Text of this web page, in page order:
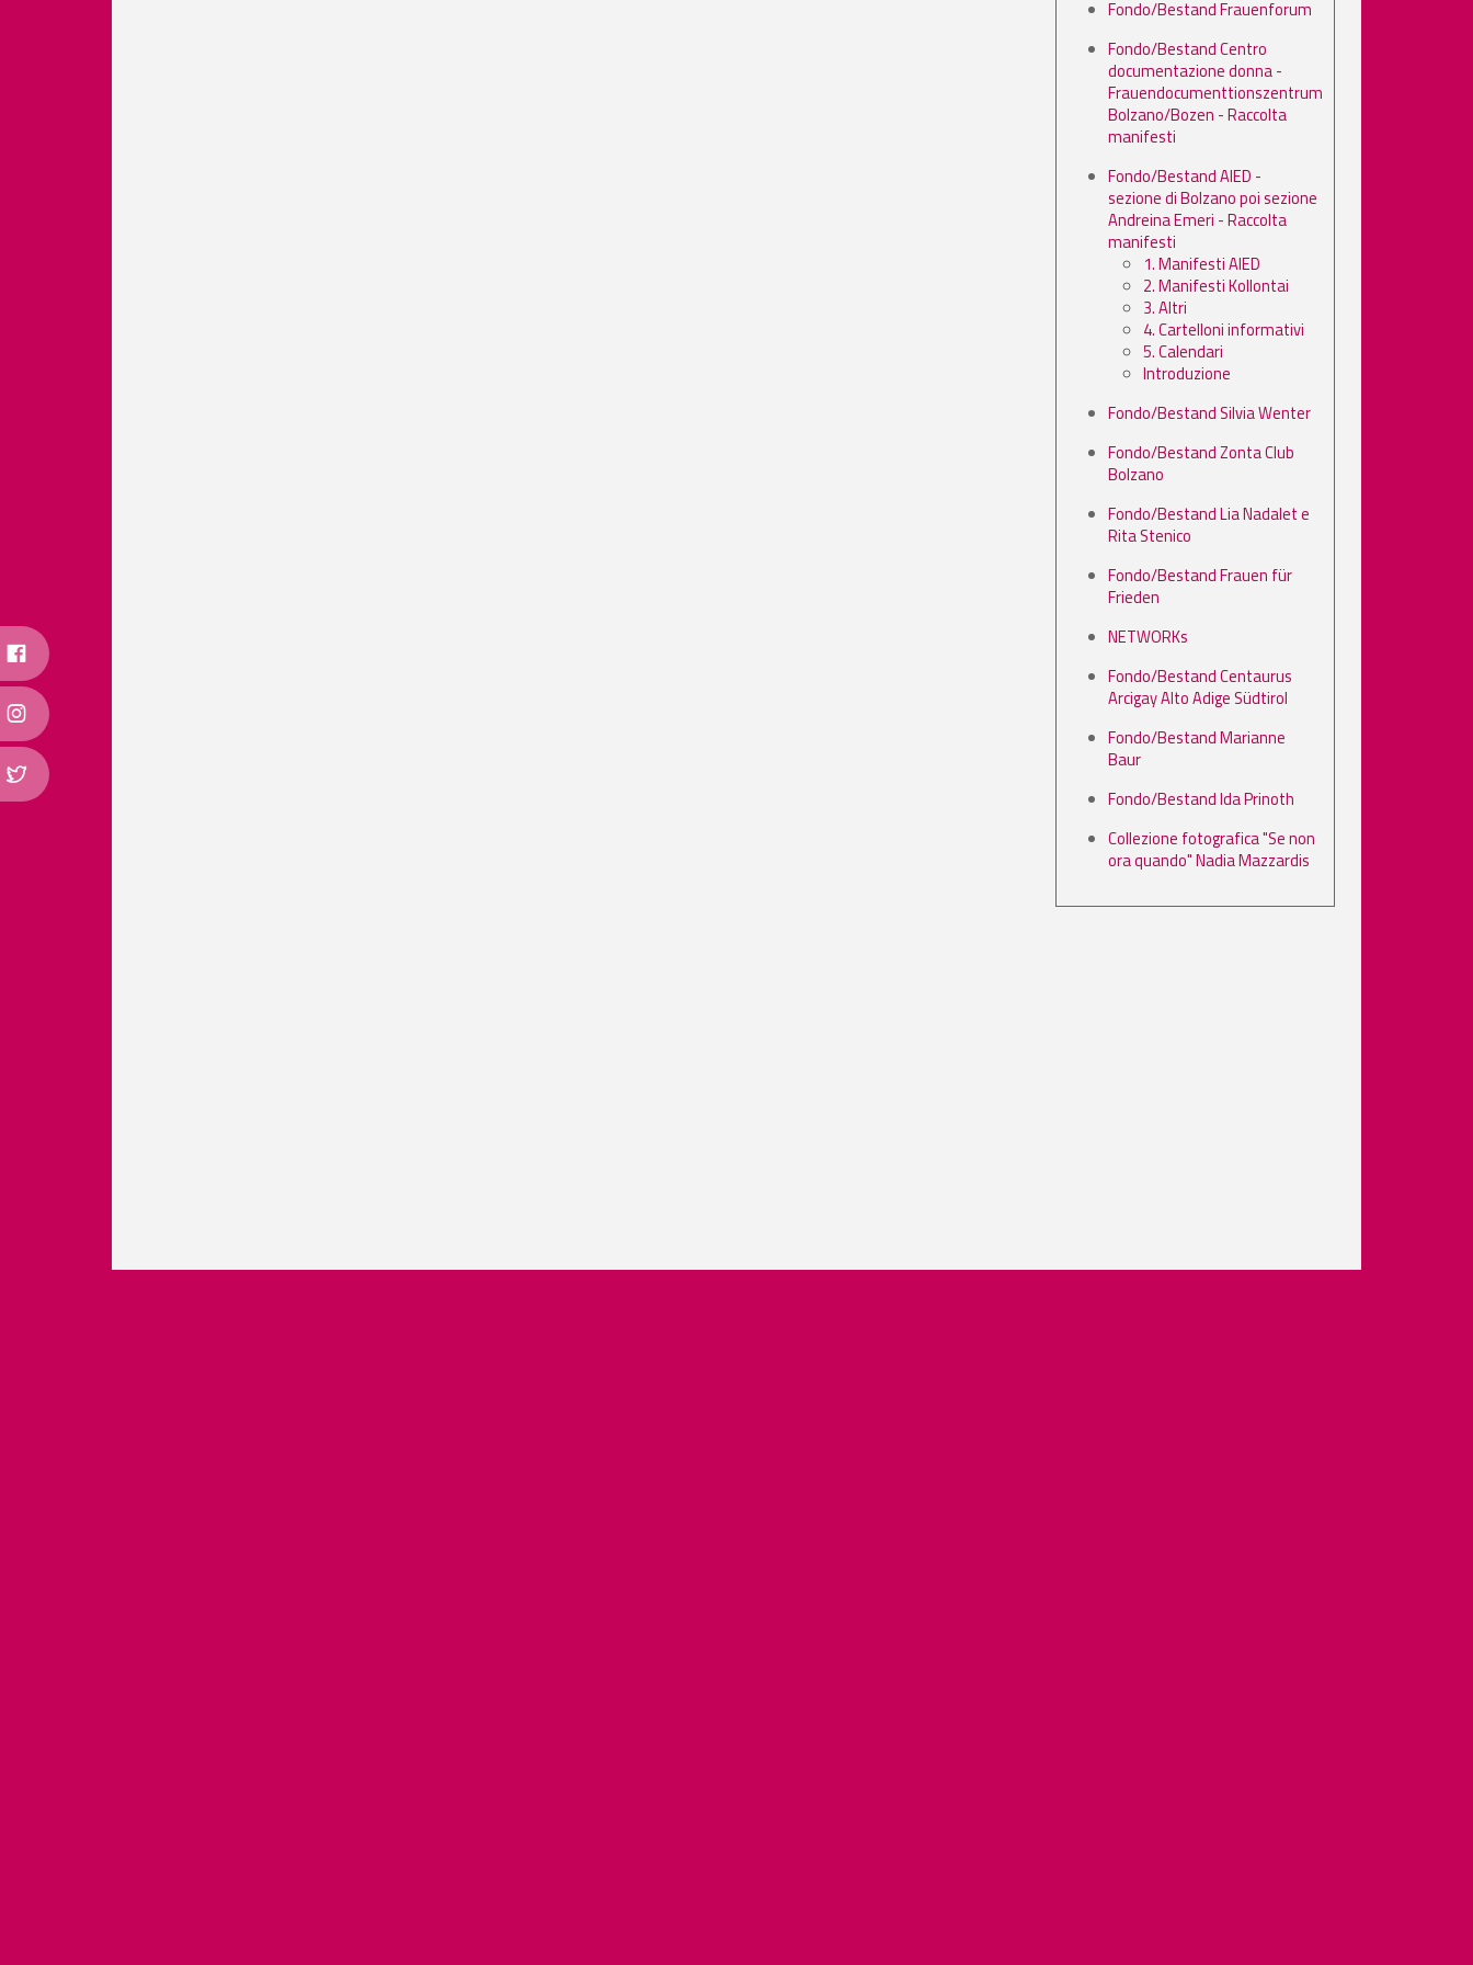
Fondo/Bestand Frauenforum
Fondo/Bestand Centro
documentazione donna -
Frauendocumenttionszentrum
Bolzano/Bozen - Raccolta
manifesti
Fondo/Bestand AIED -
sezione di Bolzano poi sezione
Andreina Emeri - Raccolta
manifesti
1. Manifesti AIED
2. Manifesti Kollontai
3. Altri
4. Cartelloni informativi
5. Calendari
Introduzione
Fondo/Bestand Silvia Wenter
Fondo/Bestand Zonta Club
Bolzano
Fondo/Bestand Lia Nadalet e
Rita Stenico
Fondo/Bestand Frauen für
Frieden
NETWORKs
Fondo/Bestand Centaurus
Arcigay Alto Adige Südtirol
Fondo/Bestand Marianne
Baur
Fondo/Bestand Ida Prinoth
Collezione fotografica "Se non
ora quando" Nadia Mazzardis